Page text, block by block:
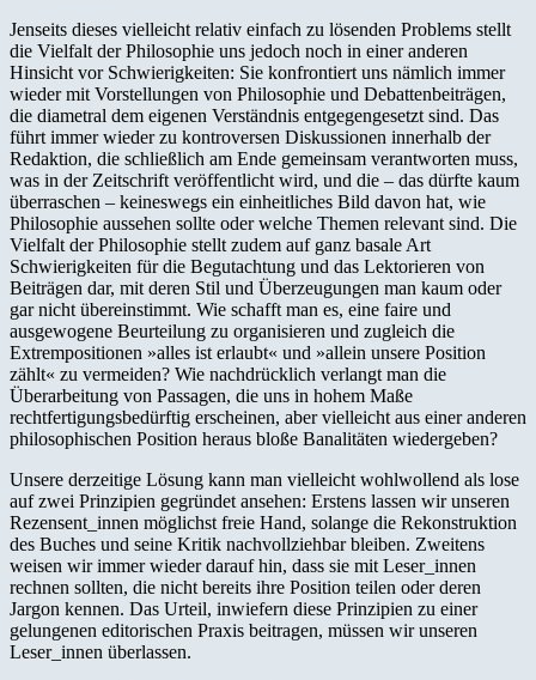
Jenseits dieses vielleicht relativ einfach zu lösenden Problems stellt
die Vielfalt der Philosophie uns jedoch noch in einer anderen
Hinsicht vor Schwierigkeiten: Sie konfrontiert uns nämlich immer
wieder mit Vorstellungen von Philosophie und Debattenbeiträgen,
die diametral dem eigenen Verständnis entgegengesetzt sind. Das
führt immer wieder zu kontroversen Diskussionen innerhalb der
Redaktion, die schließlich am Ende gemeinsam verantworten muss,
was in der Zeitschrift veröffentlicht wird, und die – das dürfte kaum
überraschen – keineswegs ein einheitliches Bild davon hat, wie
Philosophie aussehen sollte oder welche Themen relevant sind. Die
Vielfalt der Philosophie stellt zudem auf ganz basale Art
Schwierigkeiten für die Begutachtung und das Lektorieren von
Beiträgen dar, mit deren Stil und Überzeugungen man kaum oder
gar nicht übereinstimmt. Wie schafft man es, eine faire und
ausgewogene Beurteilung zu organisieren und zugleich die
Extrempositionen »alles ist erlaubt« und »allein unsere Position
zählt« zu vermeiden? Wie nachdrücklich verlangt man die
Überarbeitung von Passagen, die uns in hohem Maße
rechtfertigungsbedürftig erscheinen, aber vielleicht aus einer anderen
philosophischen Position heraus bloße Banalitäten wiedergeben?
Unsere derzeitige Lösung kann man vielleicht wohlwollend als lose
auf zwei Prinzipien gegründet ansehen: Erstens lassen wir unseren
Rezensent_innen möglichst freie Hand, solange die Rekonstruktion
des Buches und seine Kritik nachvollziehbar bleiben. Zweitens
weisen wir immer wieder darauf hin, dass sie mit Leser_innen
rechnen sollten, die nicht bereits ihre Position teilen oder deren
Jargon kennen. Das Urteil, inwiefern diese Prinzipien zu einer
gelungenen editorischen Praxis beitragen, müssen wir unseren
Leser_innen überlassen.